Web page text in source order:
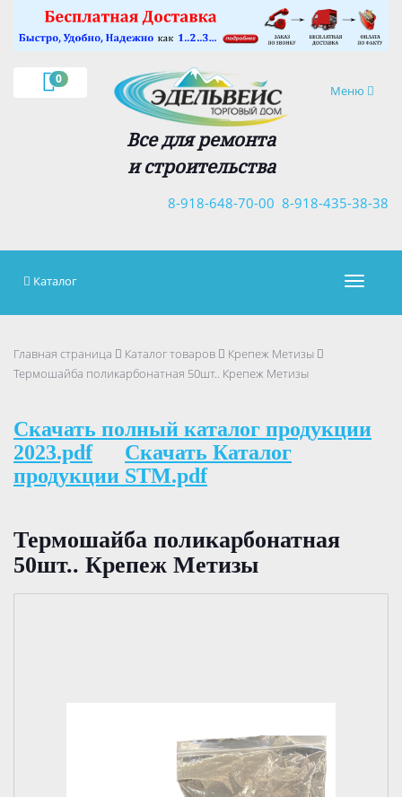
0
Навигация
Меню
Все для ремонта
и строительства
8-918-435-38-38
8-918-648-70-00
×
Каталог
Главная страница Каталог товаров
Крепеж Метизы
Термошайба поликарбонатная 50шт.. Крепеж Метизы
Скачать полный каталог продукции
2023.pdf
Скачать Каталог
продукции STM.pdf
Термошайба поликарбонатная
50шт.. Крепеж Метизы